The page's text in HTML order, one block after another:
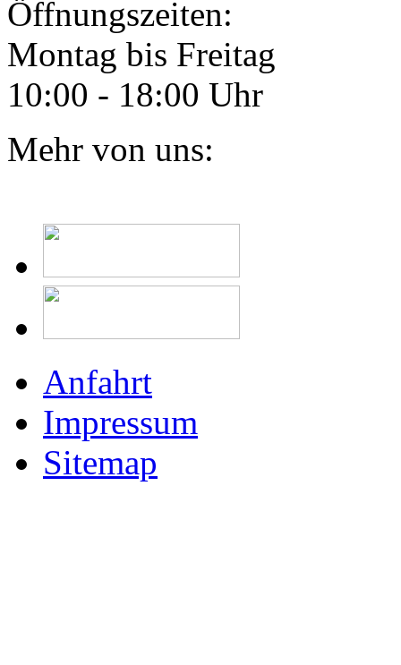
Öffnungszeiten:
Montag bis Freitag
10:00 - 18:00 Uhr
Mehr von uns:
Anfahrt
Impressum
Sitemap